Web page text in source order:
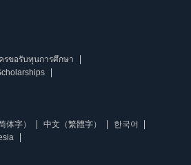
รขอรับทุนการศึกษา
体字） 中文（繁體字）
한국어